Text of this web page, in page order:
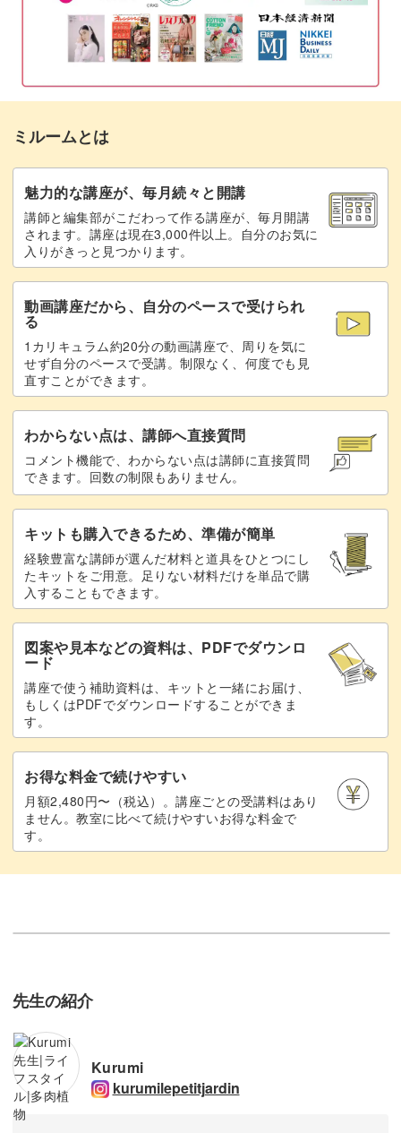
多肉植物は乾燥に強いため水をあまり必要とせず、お手入
れもかんたんです。
植物を扱うということで、難しそうに思う方もいらっしゃ
るかもしれませんが、心配はいりません◎
講座では基本のテクニックからじっくりと解説しますの
で、初心者さんも大歓迎です！
この機会に、多肉植物の世界へ足を踏み入れてみません
か？
いつもの日常がちょっと楽しくなることまちがいなしです
ミルームとは
魅力的な講座が、毎月続々と開講
講師と編集部がこだわって作る講座が、毎月開講
されます。講座は現在3,000件以上。自分のお気に
入りがきっと見つかります。
動画講座だから、自分のペースで受けられ
る
1カリキュラム約20分の動画講座で、周りを気に
せず自分のペースで受講。制限なく、何度でも見
直すことができます。
わからない点は、講師へ直接質問
コメント機能で、わからない点は講師に直接質問
できます。回数の制限もありません。
キットも購入できるため、準備が簡単
経験豊富な講師が選んだ材料と道具をひとつにし
たキットをご用意。足りない材料だけを単品で購
入することもできます。
図案や見本などの資料は、PDFでダウンロ
ード
講座で使う補助資料は、キットと一緒にお届け、
もしくはPDFでダウンロードすることができま
す。
お得な料金で続けやすい
月額2,480円〜（税込）。講座ごとの受講料はあり
ません。教室に比べて続けやすいお得な料金で
す。
先生の紹介
Kurumi
kurumilepetitjardin